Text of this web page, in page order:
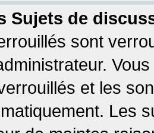
Sujets de
sont
et les
Les